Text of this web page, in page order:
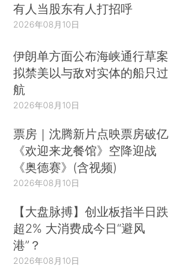
有人当股东有人打招呼
2026年08月10日
伊朗单方面公布海峡通行草案
拟禁美以与敌对实体的船只过
航
2026年08月10日
票房｜沈腾新片点映票房破亿
《欢迎来龙餐馆》空降迎战
《奥德赛》(含视频)
2026年08月10日
【大盘脉搏】创业板指半日跌
超2% 大消费成今日“避风
港”？
2026年08月10日